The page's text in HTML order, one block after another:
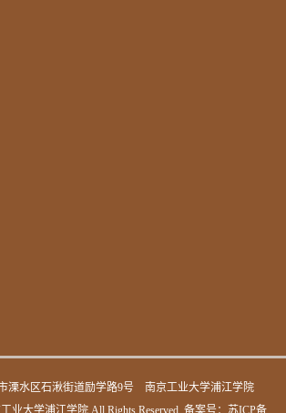
溧水区石湫街道励学路9号 南京工业大学浦江学院
业大学浦江学院 All Rights Reserved. 备案号： 苏ICP备